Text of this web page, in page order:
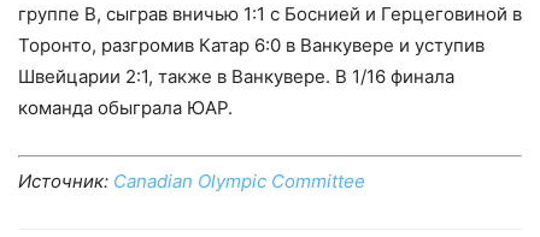
группе B, сыграв вничью 1:1 с Боснией и Герцеговиной в
Торонто, разгромив Катар 6:0 в Ванкувере и уступив
Швейцарии 2:1, также в Ванкувере. В 1/16 финала
команда обыграла ЮАР.
Источник: Canadian Olympic Committee